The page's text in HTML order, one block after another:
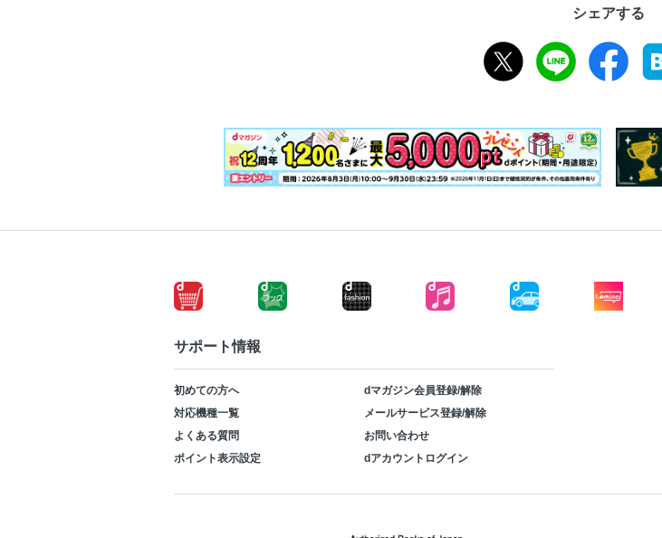
シェアする
サポート情報
初めての方へ
dマガジン会員登録/解除
対応機種一覧
メールサービス登録/解除
よくある質問
お問い合わせ
ポイント表示設定
dアカウントログイン